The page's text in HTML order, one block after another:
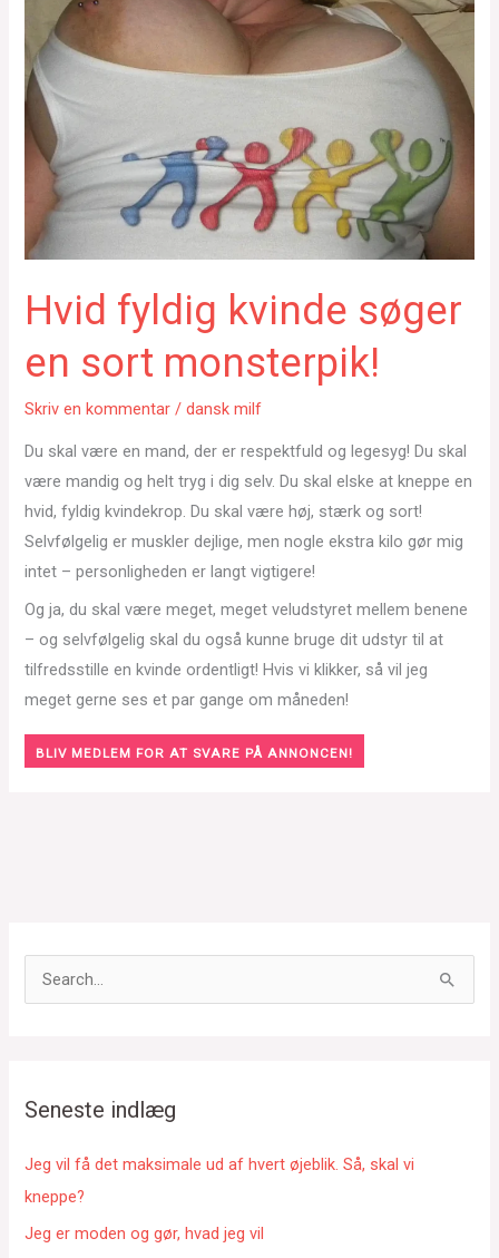
Hvid fyldig kvinde søger
en sort monsterpik!
Skriv en kommentar /dansk milf
Du skal være en mand, der er respektfuld og legesyg! Du skal
være mandig og helt tryg i dig selv. Du skal elske at kneppe en
hvid, fyldig kvindekrop. Du skal være høj, stærk og sort!
Selvfølgelig er muskler dejlige, men nogle ekstra kilo gør mig
intet – personligheden er langt vigtigere!
Og ja, du skal være meget, meget veludstyret mellem benene
– og selvfølgelig skal du også kunne bruge dit udstyr til at
tilfredsstille en kvinde ordentligt! Hvis vi klikker, så vil jeg
meget gerne ses et par gange om måneden!
BLIV MEDLEM FOR AT SVARE PÅ ANNONCEN!
ø
f
e
r
Seneste indlæg
Jeg vil få det maksimale ud af hvert øjeblik. Så, skal vi
kneppe?
Jeg er moden og gør, hvad jeg vil